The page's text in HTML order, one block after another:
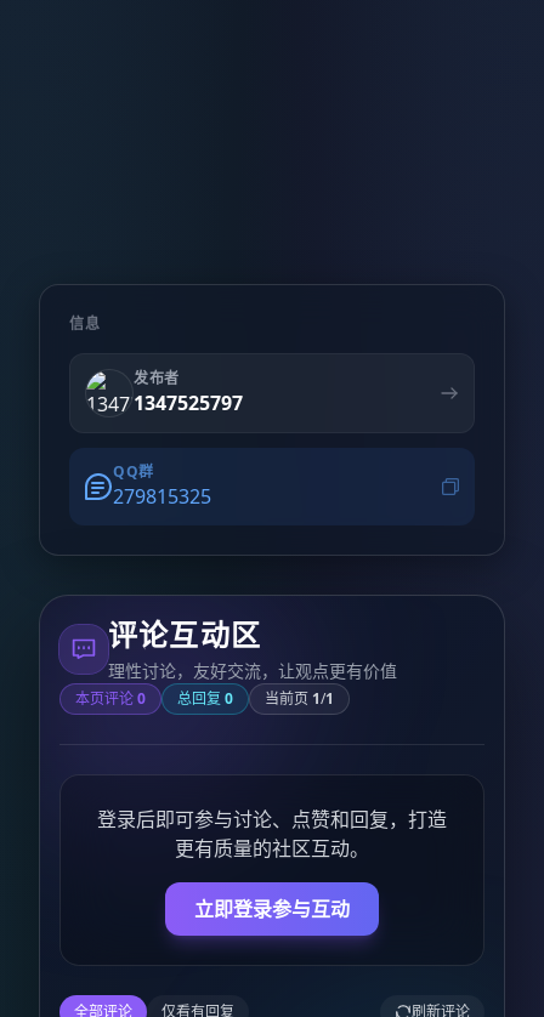
信息
发布者
1347525797
QQ群
279815325
评论互动区
理性讨论，友好交流，让观点更有价值
本页评论0 总回复 0 当前页 1/1
登录后即可参与讨论、点赞和回复，打造
更有质量的社区互动。
立即登录参与互动
全部评论 仅看有回复 刷新评论